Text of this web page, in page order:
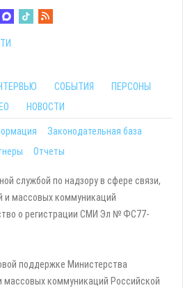
СОБЫТИЯ
ПЕРСОНЫ
НОВОСТИ
Законодательная база
Отчеты
службой по надзору в сфере связи,
и массовых коммуникаций
о регистрации СМИ Эл № ФС77-
поддержке Министерства
массовых коммуникаций Российской